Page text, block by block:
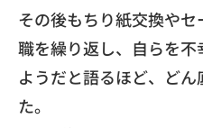
その後もちり紙交換や
職を繰り返し、 自らを不
ようだと語るほど、 ど
た。